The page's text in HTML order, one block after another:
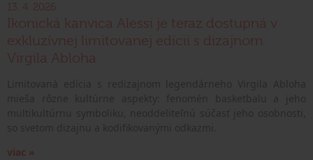
13. 4. 2026
Ikonická kanvica Alessi je teraz dostupná v
exkluzívnej limitovanej edícii s dizajnom
Virgila Abloha
viac »